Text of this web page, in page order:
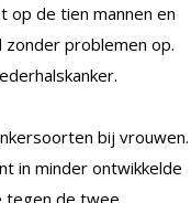
op de tien mannen en
zonder problemen op.
bij vrouwen.
in minder ontwikkelde
tegen de twee